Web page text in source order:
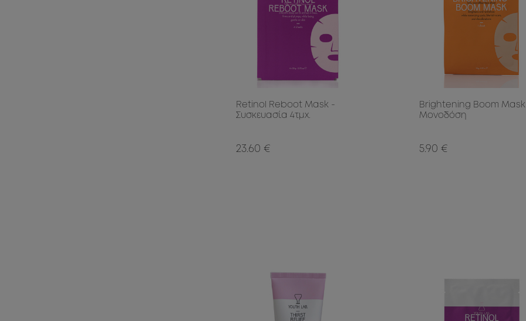
Retinol Reboot Mask -
Συσκευασία 4τμχ.
23.60 €
Brightening Boom
Μονοδόση
5.90 €